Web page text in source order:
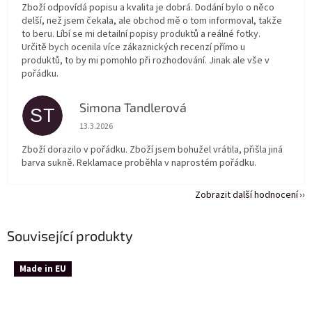
Související produkty
Made in EU
Zboží odpovídá popisu a kvalita je dobrá. Dodání bylo o něco
delší, než jsem čekala, ale obchod mě o tom informoval, takže
to beru. Líbí se mi detailní popisy produktů a reálné fotky.
Určitě bych ocenila více zákaznických recenzí přímo u
produktů, to by mi pomohlo při rozhodování. Jinak ale vše v
pořádku.
ST Simona Tandlerová
Hodnocení obchodu je 5 z 5 hvězdiček.
13.3.2026
Zboží dorazilo v pořádku. Zboží jsem bohužel vrátila, přišla jiná
barva sukně. Reklamace proběhla v naprostém pořádku.
Zobrazit další hodnocení